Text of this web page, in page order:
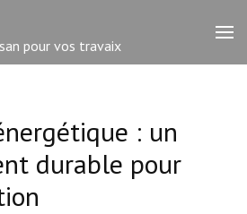
pour vos travaix
: un
durable pour